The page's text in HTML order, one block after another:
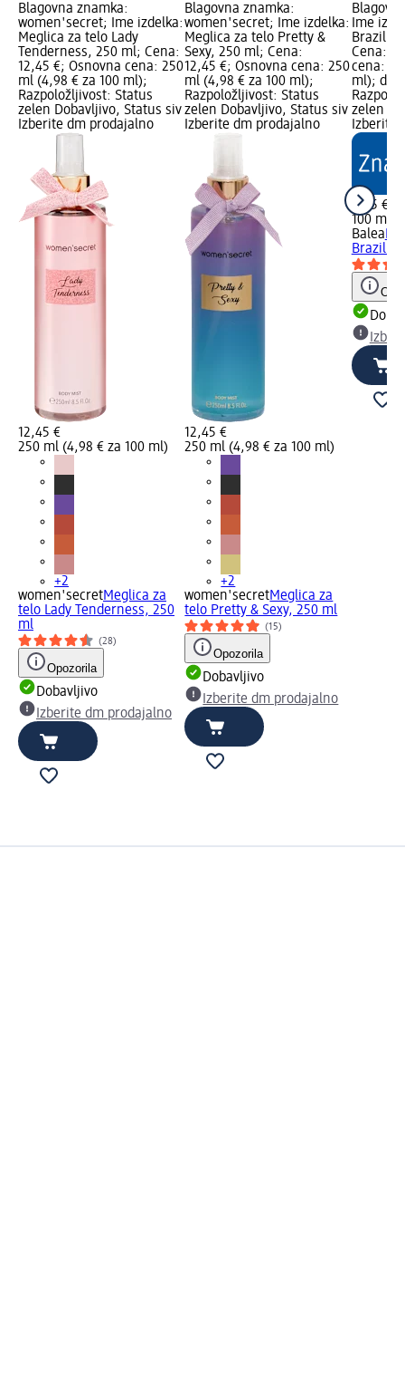
Blagovna znamka:
women'secret; Ime izdelka:
Meglica za telo Lady
Tenderness, 250 ml; Cena:
12,45 €; Osnovna cena: 250
ml (4,98 € za 100 ml);
Razpoložljivost: Status
zelen Dobavljivo, Status siv
Izberite dm prodajalno
12,45 €
250 ml (4,98 € za 100 ml)
+2
women'secretMeglica za
telo Lady Tenderness, 250
ml
(28)
Opozorila
Dobavljivo
Izberite dm prodajalno
Blagovna znamka:
women'secret; Ime izdelka:
Meglica za telo Pretty &
Sexy, 250 ml; Cena:
12,45 €; Osnovna cena: 250
ml (4,98 € za 100 ml);
Razpoložljivost: Status
zelen Dobavljivo, Status siv
Izberite dm prodajalno
12,45 €
250 ml (4,98 € za 100 ml)
+2
women'secretMeglica za
telo Pretty & Sexy, 250 ml
(15)
Opozorila
Dobavljivo
Izberite dm prodajalno
Ime
Cena:
cena:
ml); dm
zelen
Izberite
2,65 €
100 ml
Balea